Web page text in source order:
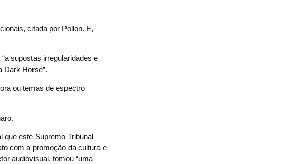
citada por Pollon. E,
supostas irregularidades e
Dark Horse”.
ou temas de espectro
que este Supremo Tribunal
com a promoção da cultura e
audiovisual, tomou “uma